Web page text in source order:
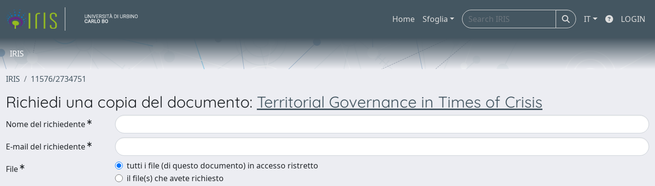
Home Sfoglia IT LOGIN
IRIS
IRIS 11576/2734751
Richiedi una copia del documento: Territorial Governance in Times of Crisis
Nome del richiedente
E-mail del richiedente
File
tutti i file (di questo documento) in accesso ristretto
il file(s) che avete richiesto